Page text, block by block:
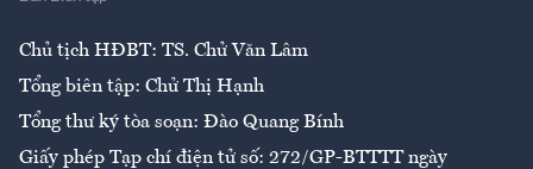
Chủ tịch HĐBT: TS. Chử Văn Lâm
Tổng biên tập: Chử Thị Hạnh
Tổng thư ký tòa soạn: Đào Quang Bính
Giấy phép Tạp chí điện tử số: 272/GP-BTTTT ngày